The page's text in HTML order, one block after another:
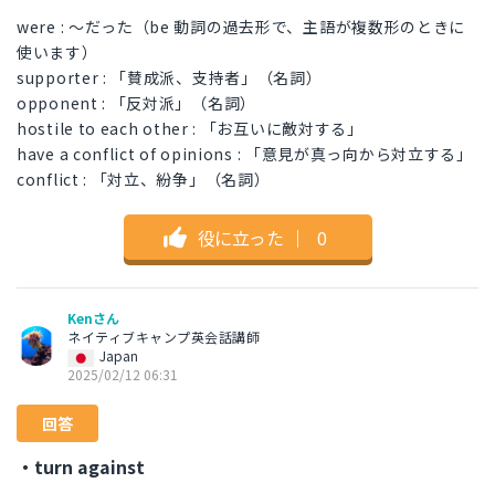
were : ～だった（be 動詞の過去形で、主語が複数形のときに
使います）
supporter : 「賛成派、支持者」（名詞）
opponent : 「反対派」（名詞）
hostile to each other : 「お互いに敵対する」
have a conflict of opinions : 「意見が真っ向から対立する」
conflict : 「対立、紛争」（名詞）
役に立った ｜ 0
Kenさん
ネイティブキャンプ英会話講師
Japan
2025/02/12 06:31
回答
・turn against